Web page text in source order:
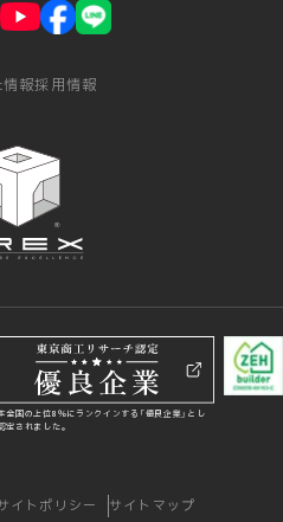
情報採用情報
全国の上位8％にランクインする「優良企業」とし
定されました。
イトポリシー サイトマップ